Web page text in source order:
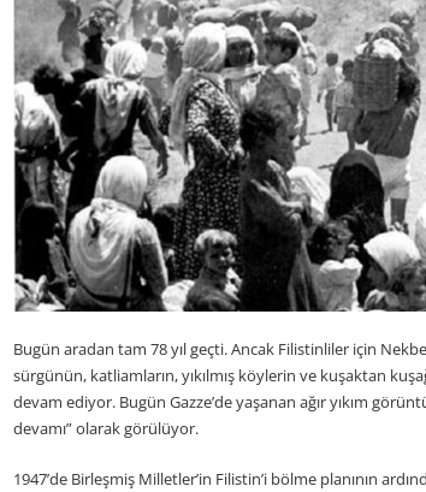
Bugün aradan tam 78 yıl geçti. Ancak Filistinliler için
sürgünün, katliamların, yıkılmış köylerin ve kuşaktan
devam ediyor. Bugün Gazze’de yaşanan ağır yıkım
devamı” olarak görülüyor.
1947’de Birleşmiş Milletler’in Filistin’i bölme planının